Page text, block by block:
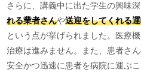
さらに、講義中に出た学生の興味
れる業者さんや送迎をしてくれる
という点が挙げられました。医療
治療は進みません。また、患者さ
安全かつ迅速に患者を病院に運ぶ